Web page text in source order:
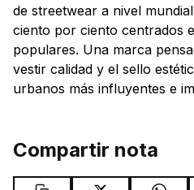
de streetwear a nivel
ciento por ciento centrados
populares. Una marca
vestir calidad y el sello
urbanos más influyentes e
Compartir nota